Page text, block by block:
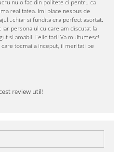
nu o fac din politete ci pentru ca
realitatea. Imi place nespus de
si fundita era perfect asortat.
personalul cu care am discutat la
si amabil. Felicitari! Va multumesc!
tocmai a inceput, il meritati pe
review util!